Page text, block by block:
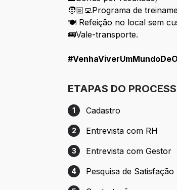
🧑🏻‍💻Programa de
🍽️ Refeição no local sem
🚌Vale-transporte.
ETAPAS DO
Etapa 1: Cadastro
1 Cadastro
Etapa 2: Entrevista com RH
2 Entrevista com RH
Etapa 3: Entrevista com
3 Entrevista com Gestor
Etapa 4: Pesquisa de
4 Pesquisa de